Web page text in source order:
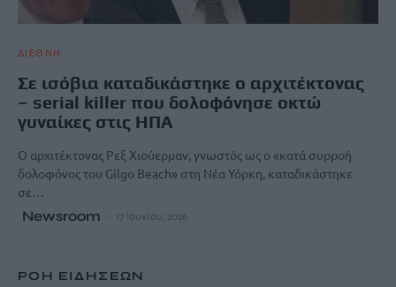
ΔΙΕΘΝΗ
Σε ισόβια καταδικάστηκε ο αρχιτέκτονας
– serial killer που δολοφόνησε οκτώ
γυναίκες στις ΗΠΑ
Ο αρχιτέκτονας Ρεξ Χιούερμαν, γνωστός ως ο «κατά συρροή
δολοφόνος του Gilgo Beach» στη Νέα Υόρκη, καταδικάστηκε
σε…
Newsroom 17 Ιουνίου, 2026
ΡΟΗ ΕΙΔΗΣΕΩΝ